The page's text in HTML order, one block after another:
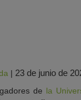
| 23 de junio de
de la